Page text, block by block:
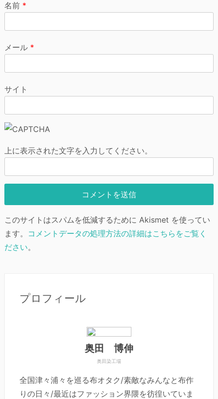
名前 *
メール *
サイト
上に表示された文字を入力してください。
このサイトはスパムを低減するために Akismet を使ってい
ます。
コメントデータの処理方法の詳細はこちらをご覧く
ださい。
プロフィール
奥田 博伸
奥田染工場
全国津々浦々を巡る布オタク/素敵なみんなと布作
りの日々/最近はファッション界隈を彷徨いていま